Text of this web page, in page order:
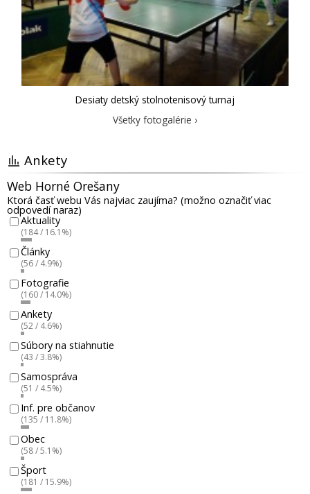
Desiaty detský stolnotenisový turnaj
Všetky fotogalérie ›
Ankety
Web Horné Orešany
Ktorá časť webu Vás najviac zaujíma? (možno označiť viac
odpovedí naraz)
Aktuality
(184 / 16.1%)
Články
(56 / 4.9%)
Fotografie
(160 / 14.0%)
Ankety
(52 / 4.6%)
Súbory na stiahnutie
(43 / 3.8%)
Samospráva
(51 / 4.5%)
Inf. pre občanov
(135 / 11.8%)
Obec
(58 / 5.1%)
Šport
(181 / 15.9%)